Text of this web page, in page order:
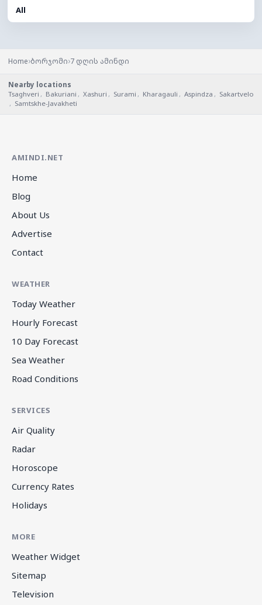
All
Home›ბორჯომი›7 დღის ამინდი
Nearby locations
Tsaghveri , Bakuriani , Xashuri , Surami , Kharagauli , Aspindza , Sakartvelo
, Samtskhe-Javakheti
AMINDI.NET
Home
Blog
About Us
Advertise
Contact
WEATHER
Today Weather
Hourly Forecast
10 Day Forecast
Sea Weather
Road Conditions
SERVICES
Air Quality
Radar
Horoscope
Currency Rates
Holidays
MORE
Weather Widget
Sitemap
Television